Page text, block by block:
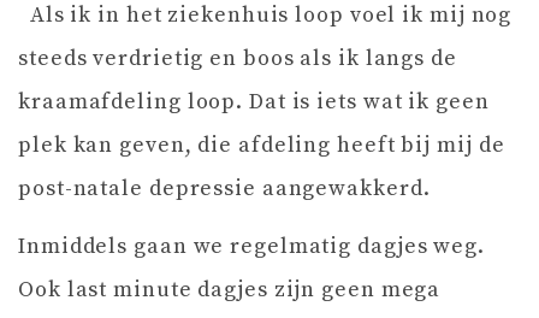
Als ik in het ziekenhuis loop voel ik mij nog
steeds verdrietig en boos als ik langs de
kraamafdeling loop. Dat is iets wat ik geen
plek kan geven, die afdeling heeft bij mij de
post-natale depressie aangewakkerd.
Inmiddels gaan we regelmatig dagjes weg.
Ook last minute dagjes zijn geen mega